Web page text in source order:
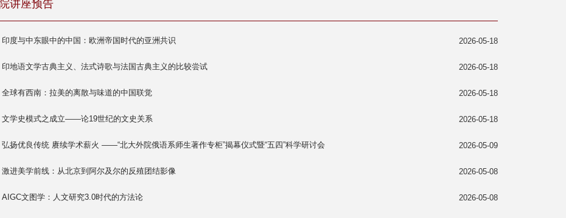
院讲座预告
印度与中东眼中的中国：欧洲帝国时代的亚洲共识 2026-05-18
印地语文学古典主义、法式诗歌与法国古典主义的比较尝试 2026-05-18
全球有西南：拉美的离散与味道的中国联觉 2026-05-18
文学史模式之成立——论19世纪的文史关系 2026-05-18
弘扬优良传统 赓续学术薪火 ——“北大外院俄语系师生著作专柜”揭幕仪式暨“五四”科学研讨会 2026-05-09
激进美学前线：从北京到阿尔及尔的反殖团结影像 2026-05-08
AIGC文图学：人文研究3.0时代的方法论 2026-05-08